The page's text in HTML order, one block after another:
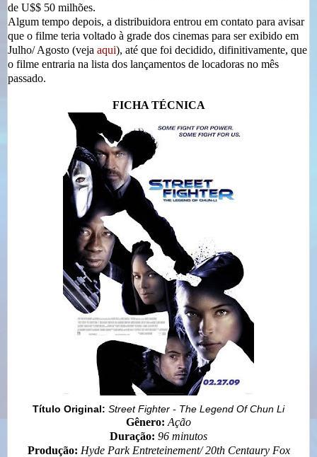
de U$$ 50 milhões.
Algum tempo depois, a distribuidora entrou em contato para avisar
que o filme teria voltado à grade dos cinemas para ser exibido em
Julho/ Agosto (veja aqui), até que foi decidido, difinitivamente, que
o filme entraria na lista dos lançamentos de locadoras no mês
passado.
FICHA TÉCNICA
Título Original: Street Fighter - The Legend Of Chun Li
Gênero: Ação
Duração: 96 minutos
Produção: Hyde Park Entreteinement/ 20th Centaury Fox